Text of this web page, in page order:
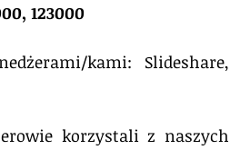
123000
kami: Slideshare,
korzystali z naszych